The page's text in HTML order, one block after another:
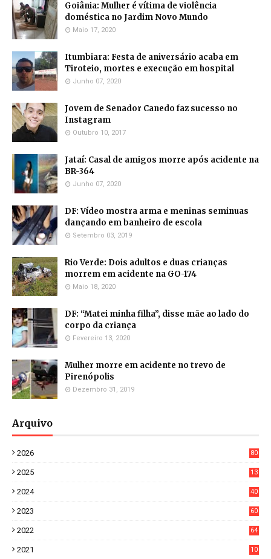
Goiânia: Mulher é vítima de violência
doméstica no Jardim Novo Mundo
Maio 17, 2020
Itumbiara: Festa de aniversário acaba em
Tiroteio, mortes e execução em hospital
Junho 07, 2020
Jovem de Senador Canedo faz sucesso no
Instagram
Outubro 10, 2017
Jataí: Casal de amigos morre após acidente na
BR-364
Junho 07, 2020
DF: Vídeo mostra arma e meninas seminuas
dançando em banheiro de escola
Setembro 03, 2019
Rio Verde: Dois adultos e duas crianças
morrem em acidente na GO-174
Maio 18, 2020
DF: “Matei minha filha”, disse mãe ao lado do
corpo da criança
Fevereiro 13, 2020
Mulher morre em acidente no trevo de
Pirenópolis
Dezembro 31, 2019
Arquivo
2026
80
2025
13
2024
40
2023
60
2022
64
2021
10